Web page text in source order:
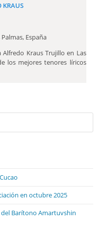
KRAUS
España
Kraus Trujillo en Las
los mejores tenores líricos
en octubre 2025
Barítono Amartuvshin